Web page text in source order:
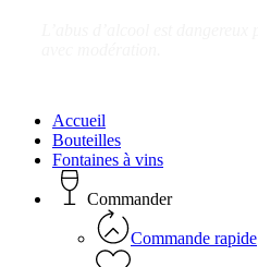
Close
Menu
Accueil
Bouteilles
Fontaines à vins
Commander
Commande rapide